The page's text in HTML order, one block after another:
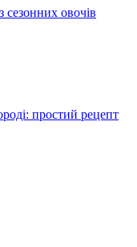
сезонних овочів
простий рецепт